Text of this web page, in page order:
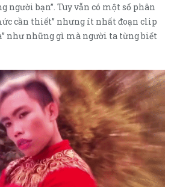
người bạn”. Tuy vẫn có một số phân
cần thiết” nhưng ít nhất đoạn clip
như những gì mà người ta từng biết